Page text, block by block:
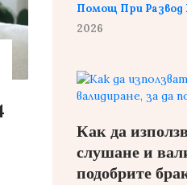
Помощ При Развод
2026
Как да
слушане и
подобрите